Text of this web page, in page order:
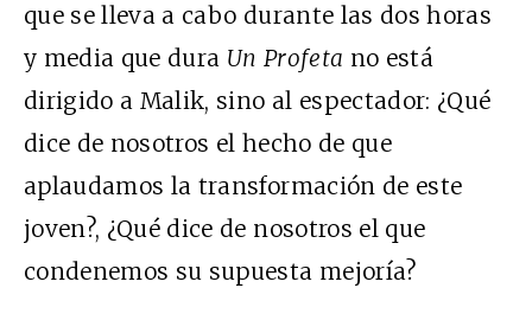
que se lleva a cabo durante las dos horas
y media que dura Un Profeta no está
dirigido a Malik, sino al espectador: ¿Qué
dice de nosotros el hecho de que
aplaudamos la transformación de este
joven?, ¿Qué dice de nosotros el que
condenemos su supuesta mejoría?